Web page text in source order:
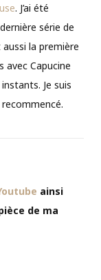
. J’ai été
dernière série de
la première
avec Capucine
Je suis
ainsi
de ma